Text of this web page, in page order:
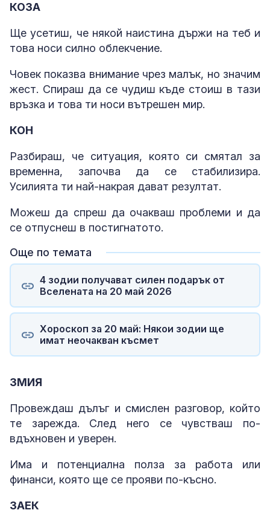
КОЗА
Ще усетиш, че някой наистина държи на теб и
това носи силно облекчение.
Човек показва внимание чрез малък, но значим
жест. Спираш да се чудиш къде стоиш в тази
връзка и това ти носи вътрешен мир.
КОН
Разбираш, че ситуация, която си смятал за
временна, започва да се стабилизира.
Усилията ти най-накрая дават резултат.
Можеш да спреш да очакваш проблеми и да
се отпуснеш в постигнатото.
Още по темата
4 зодии получават силен подарък от
Вселената на 20 май 2026
Хороскоп за 20 май: Някои зодии ще
имат неочакван късмет
ЗМИЯ
Провеждаш дълъг и смислен разговор, който
те зарежда. След него се чувстваш по-
вдъхновен и уверен.
Има и потенциална полза за работа или
финанси, която ще се прояви по-късно.
ЗАЕК